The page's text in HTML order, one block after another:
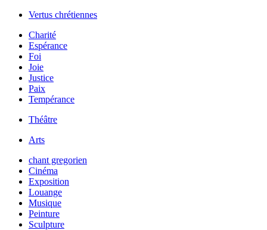
Vertus chrétiennes
Charité
Espérance
Foi
Joie
Justice
Paix
Tempérance
Théâtre
Arts
chant gregorien
Cinéma
Exposition
Louange
Musique
Peinture
Sculpture